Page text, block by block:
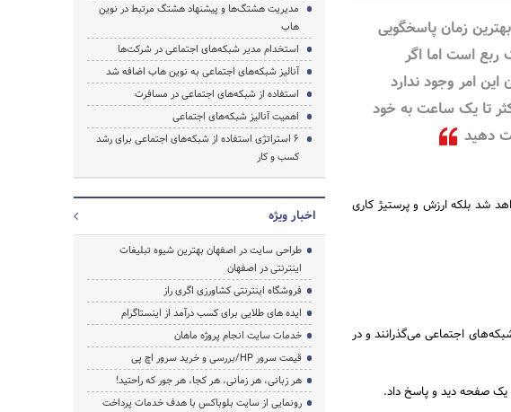
بهترین زمان پاسخگویی
ربع است اما اگر
این امر وجود ندارد
تا یک ساعت به خود
دهید
شد بلکه ارزش و پرستیژ کاری
اجتماعی می‌گذرانند و در
یک صفحه دید و پاسخ داد.
مدیریت هشتگ‌ها و پیشنهاد هشتگ مرتبط در نوین
هاب
استخدام مدیر شبکه‌های اجتماعی در شرکت‌ها
آنالیز شبکه‌های اجتماعی به نوین هاب اضافه شد
استفاده از شبکه‌های اجتماعی در مسافرت
اهمیت آنالیز شبکه‌های اجتماعی
۶ استراتژی استفاده از شبکه‌های اجتماعی برای رشد
کسب و کار
اخبار ویژه
طراحی سایت در اصفهان بهترین شیوه تبلیغات
اینترنتی در اصفهان
فروشگاه اینترنتی کشاورزی اگری راز
ایده های طلایی برای کسب درآمد از اینستاگرام
خدمات سایت انجام پروژه ماهان
قیمت سرور HP/بررسی و خرید سرور اچ پی
هر زبانی، هر زمانی، هر کجا، هر جور که راحتید!
رونمایی از سایت بلوباکس با هدف خدمات پرداخت